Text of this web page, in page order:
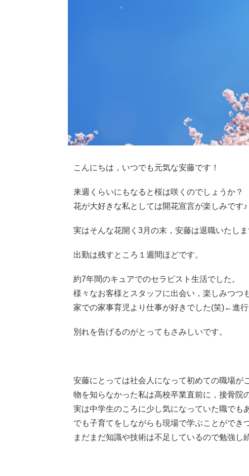
こんにちは，いつでも元気な安藤です！
来週くらいにもなると桜は咲くのでしょうか？
花が大好きな私としては開花宣言が楽しみです♪
実はそんな花開く3月の末，安藤は退職いたしま
出勤は残すところ１週間ほどです。
約7年間のキュアでのセラピスト生活でした。
様々なお客様とスタッフに出会い，楽しみつつ
家での家事育児より仕事が好きでした(笑)←進
別れを告げるのがとってもさみしいです。
安藤にとっては社会人になって初めての職場が
物を知らなかった私は高校卒業直前に，接骨院
実は中学生のころに少し気になっていた職でも
でも子育てをしながらも現場で学ぶことができ
まだまだ知識や技術は不足しているので勉強し